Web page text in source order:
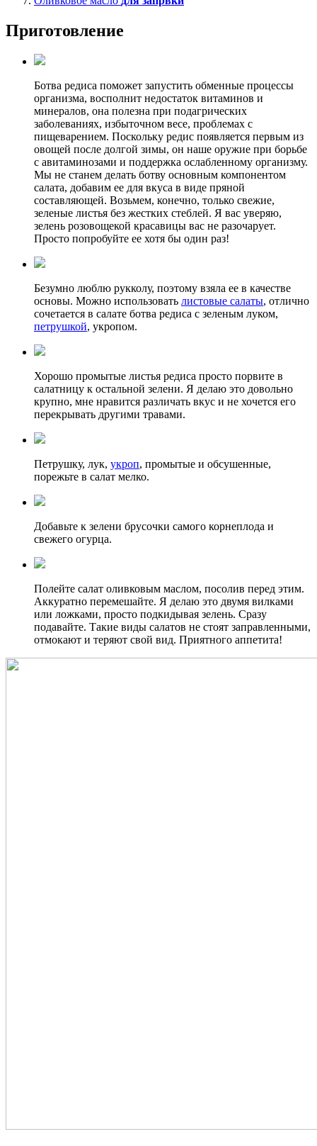
Приготовление
Ботва редиса поможет запустить обменные процессы
организма, восполнит недостаток витаминов и
минералов, она полезна при подагрических
заболеваниях, избыточном весе, проблемах с
пищеварением. Поскольку редис появляется первым из
овощей после долгой зимы, он наше оружие при борьбе
с авитаминозами и поддержка ослабленному организму.
Мы не станем делать ботву основным компонентом
салата, добавим ее для вкуса в виде пряной
составляющей. Возьмем, конечно, только свежие,
зеленые листья без жестких стеблей. Я вас уверяю,
зелень розовощекой красавицы вас не разочарует.
Просто попробуйте ее хотя бы один раз!
Безумно люблю рукколу, поэтому взяла ее в качестве
основы. Можно использовать листовые салаты, отлично
сочетается в салате ботва редиса с зеленым луком,
петрушкой, укропом.
Хорошо промытые листья редиса просто порвите в
салатницу к остальной зелени. Я делаю это довольно
крупно, мне нравится различать вкус и не хочется его
перекрывать другими травами.
Петрушку, лук, укроп, промытые и обсушенные,
порежьте в салат мелко.
Добавьте к зелени брусочки самого корнеплода и
свежего огурца.
Полейте салат оливковым маслом, посолив перед этим.
Аккуратно перемешайте. Я делаю это двумя вилками
или ложками, просто подкидывая зелень. Сразу
подавайте. Такие виды салатов не стоят заправленными,
отмокают и теряют свой вид. Приятного аппетита!